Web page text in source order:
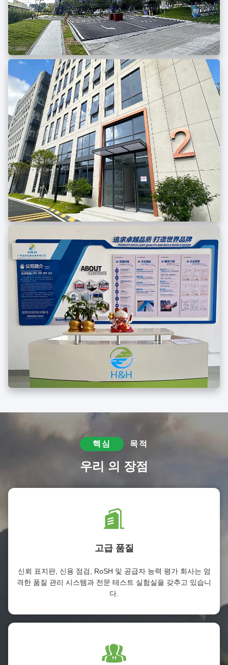
핵심 목적
우리 의 장점
고급 품질
신뢰 표지판, 신용 점검, RoSH 및 공급자 능력 평가 회사는 엄
격한 품질 관리 시스템과 전문 테스트 실험실을 갖추고 있습니
다.